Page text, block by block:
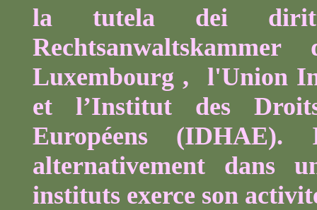
la tutela dei
Rechtsanwaltskammer
Luxembourg ,
l'Union
et l’Institut des
Européens
alternativement dans
instituts exerce son